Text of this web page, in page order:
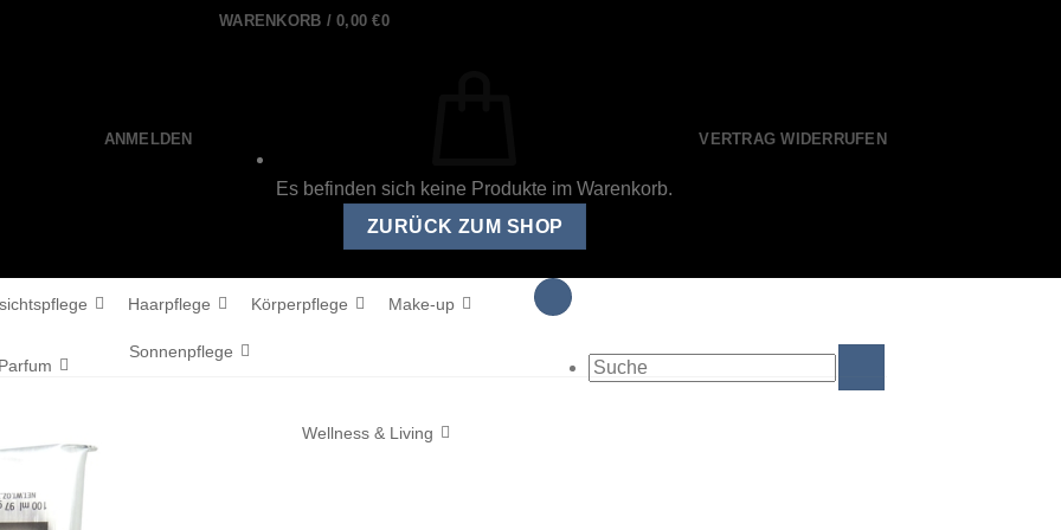
ANMELDEN
WARENKORB /0,00€0
Es befinden sich keine Produkte im Warenkorb.
ZURÜCK ZUM SHOP
VERTRAG WIDERRUFEN
Haarpflege Körperpflege Make-up
Parfum
Sonnenpflege
Wellness & Living
Suche